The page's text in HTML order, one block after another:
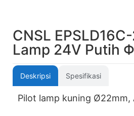
CNSL
Lamp 24V Putih
Deskripsi Spesifikasi
Pilot lamp kuning Ø22mm,